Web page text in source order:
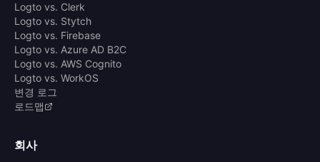
Logto vs. Clerk
Logto vs. Stytch
Logto vs. Firebase
Logto vs. Azure AD B2C
Logto vs. AWS Cognito
Logto vs. WorkOS
변경 로그
로드맵
회사